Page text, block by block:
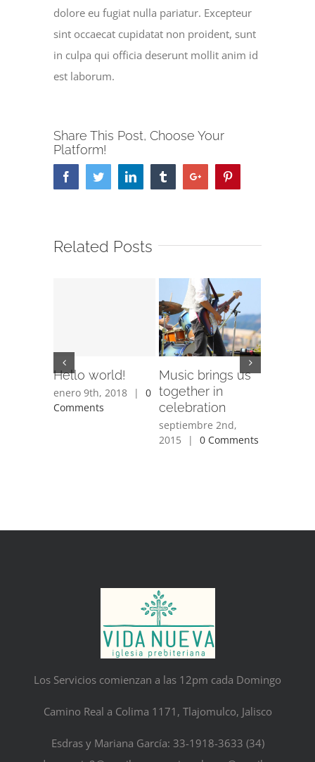
dolore eu fugiat nulla pariatur. Excepteur
sint occaecat cupidatat non proident, sunt
in culpa qui officia deserunt mollit anim id
est laborum.
Share This Post, Choose Your
Platform!
FacebookTwitterLinkedin TumblrGoogle+
Related Posts
Hello world!
enero 9th, 2018 |
0
Comments
Music brings us
together in
celebration
septiembre 2nd,
2015
| 0 Comments
Los Servicios comienzan a las 12pm cada Domingo
Camino Real a Colima 1171, Tlajomulco, Jalisco
Esdras y Mariana García: 33-1918-3633 (34)